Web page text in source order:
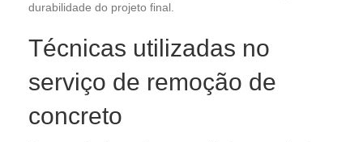
durabilidade do projeto final.
Técnicas utilizadas no
serviço de remoção de
concreto